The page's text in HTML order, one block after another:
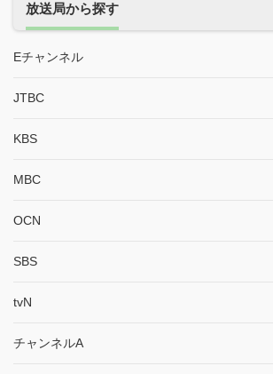
放送局から探す
Eチャンネル
JTBC
KBS
MBC
OCN
SBS
tvN
チャンネルA